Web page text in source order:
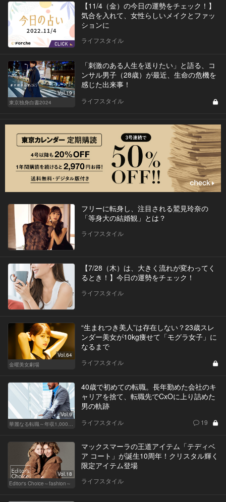
【11/4（金）の今日の運勢をチェック！】
気合を入れて、女性らしいメイクとファッ
ションに
ライフスタイル
Vol.19
東京独身白書2024
「刺激のある人生を送りたい」と語る、コ
ンサル男子（28歳）が最近、生命の危機を
感じた出来事！
ライフスタイル
フリーに転身し、注目される鷲見玲奈の
「等身大の結婚観」とは？
ライフスタイル
【7/28（木）は、大きく流れが変わってく
るとき！】今日の運勢をチェック！
ライフスタイル
Vol.64
金曜美女劇場
“生まれつき美人”は存在しない？23歳スレ
ンダー美女が10kg痩せて「モグラ女子」に
なるまで
ライフスタイル
Vol.9
華麗なる転職～年収1,000万超の道～
40歳で初めての転職。長年勤めた会社のキ
ャリアを捨て、転職先でCxOに上り詰めた
男の軌跡
ライフスタイル 19
Vol.18
Editor's Choice～fashion～
マックスマーラの王道アイテム「テディベ
ア コート」が誕生10周年！クリスタル輝く
限定アイテム登場
ライフスタイル